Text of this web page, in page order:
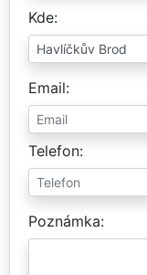
Kde
Email
Telefon
Poznámka